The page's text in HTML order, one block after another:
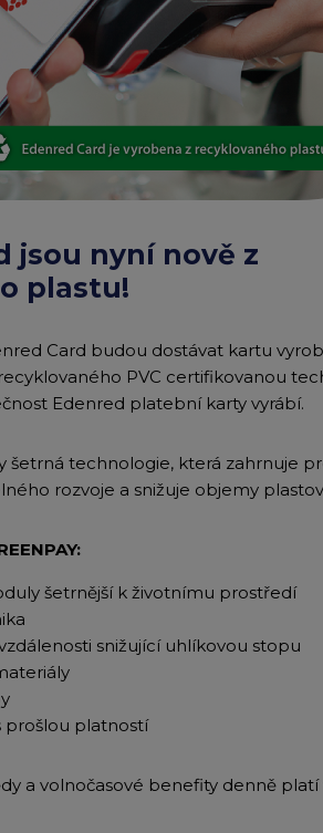
Návod k
jsou nyní nově z
plastu!
Card budou dostávat kartu
PVC certifikovanou
Edenred platební karty vyrábí.
šetrná technologie, která zahrnuje
rozvoje a snižuje objemy
šetrnější k životnímu prostředí
snižující uhlíkovou stopu
prošlou platností
a volnočasové benefity denně